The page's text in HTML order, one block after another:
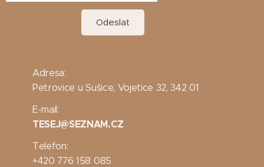
Odeslat
Adresa:
Petrovice u Sušice, Vojetice 32, 342 01
E-mail:
TESEJ@SEZNAM.CZ
Telefon:
+420 776 158 085